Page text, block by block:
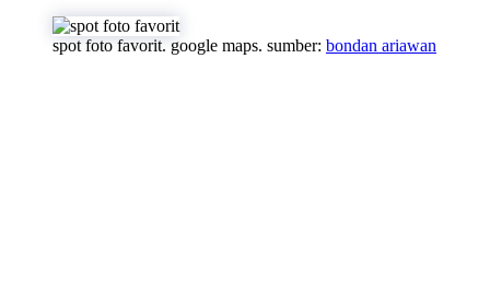
spot foto favorit. google maps. sumber: bondan ariawan